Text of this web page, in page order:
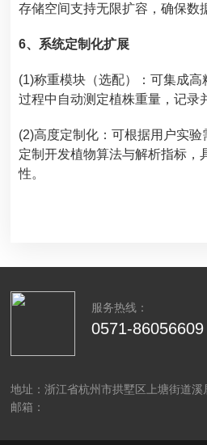
存储空间支持无限扩容，确保数
6、系统定制化扩展
(1)称重模块（选配）：可集成
过程中自动测定植株重量，记录
(2)高度定制化：可根据用户实验
定制开发植物算法与解析指标，
性。
服务热线：
0571-86056609
地址：浙江省杭州市拱墅区上塘街道溪
邮箱：